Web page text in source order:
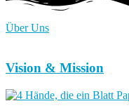
Über Uns
Vision & Mission